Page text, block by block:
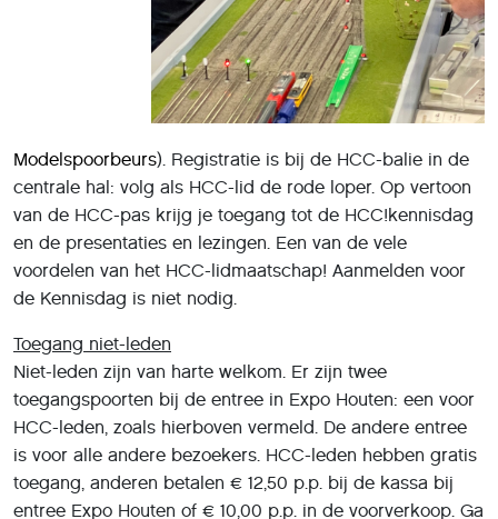
Modelspoorbeurs). Registratie is bij de HCC-balie in de
centrale hal: volg als HCC-lid de rode loper. Op vertoon
van de HCC-pas krijg je toegang tot de HCC!kennisdag
en de presentaties en lezingen. Een van de vele
voordelen van het HCC-lidmaatschap! Aanmelden voor
de Kennisdag is niet nodig.
Toegang niet-leden
Niet-leden zijn van harte welkom. Er zijn twee
toegangspoorten bij de entree in Expo Houten: een voor
HCC-leden, zoals hierboven vermeld. De andere entree
is voor alle andere bezoekers. HCC-leden hebben gratis
toegang, anderen betalen € 12,50 p.p. bij de kassa bij
entree Expo Houten of € 10,00 p.p. in de voorverkoop. Ga